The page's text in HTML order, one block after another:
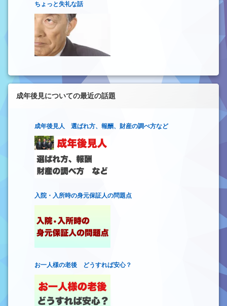
ちょっと失礼な話
成年後見についての最近の話題
成年後見人 選ばれ方、報酬、財産の調べ方など
入院・入所時の身元保証人の問題点
お一人様の老後 どうすれば安心？